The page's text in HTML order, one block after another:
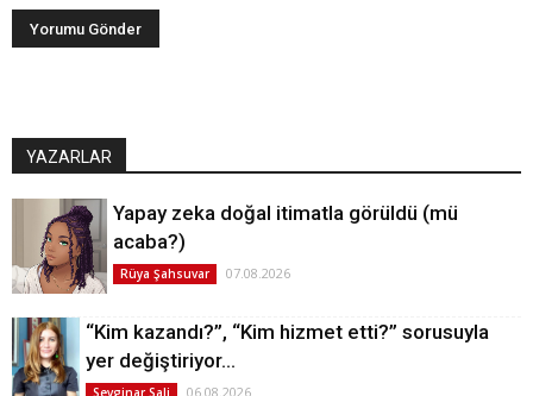
YAZARLAR
Yapay zeka doğal itimatla görüldü (mü
acaba?)
Rüya Şahsuvar 07.08.2026
“Kim kazandı?”, “Kim hizmet etti?” sorusuyla
yer değiştiriyor…
Sevginar Sali 06.08.2026